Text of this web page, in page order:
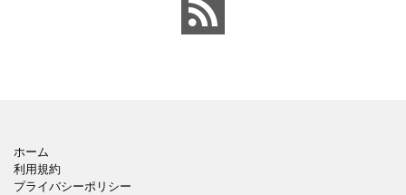
ホーム
利用規約
プライバシーポリシー